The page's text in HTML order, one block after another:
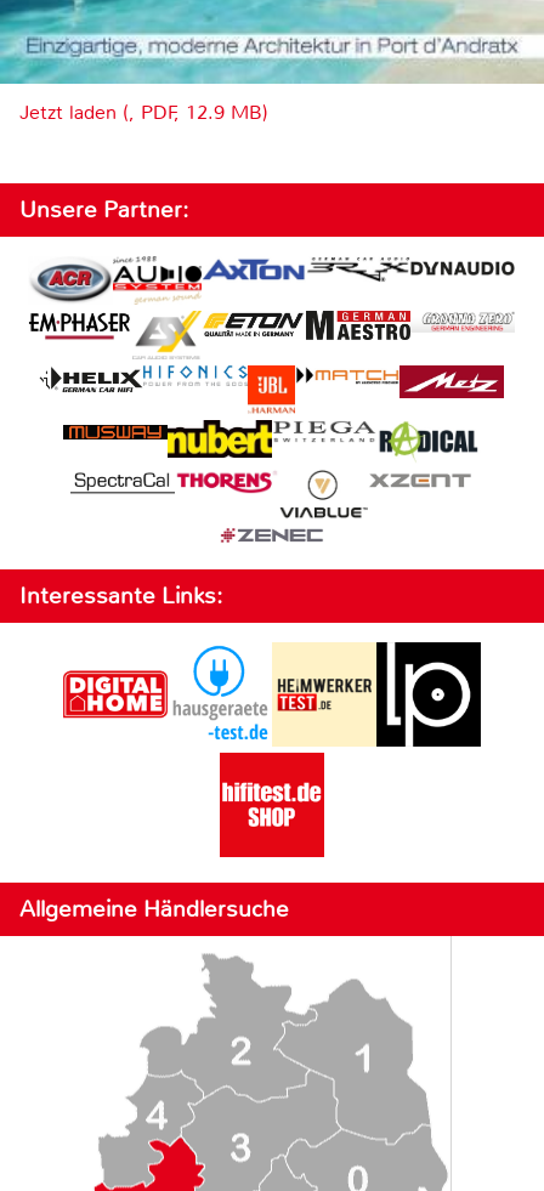
Jetzt laden (, PDF, 12.9 MB)
Unsere Partner:
Interessante Links:
Allgemeine Händlersuche